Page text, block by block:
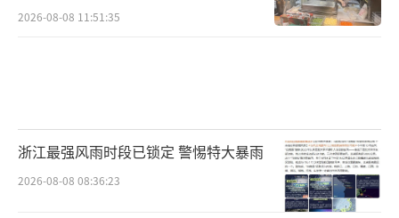
2026-08-08 11:51:35
浙江最强风雨时段已锁定 警惕特大暴雨
2026-08-08 08:36:23